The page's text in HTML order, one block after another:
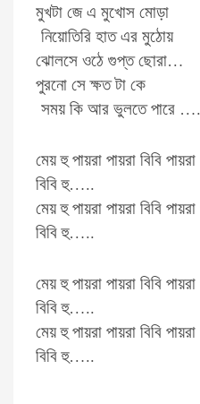
মুখটা জে এ মুখোস মোড়া
নিয়োতিরি হাত এর মুঠোয়
ঝোলসে ওঠে গুপ্ত ছোরা…
পুরনো সে ক্ষত টা কে
সময় কি আর ভুলতে পারে ….
মেয় হু পায়রা পায়রা বিবি পায়রা
বিবি হু…..
মেয় হু পায়রা পায়রা বিবি পায়রা
বিবি হু…..
মেয় হু পায়রা পায়রা বিবি পায়রা
বিবি হু…..
মেয় হু পায়রা পায়রা বিবি পায়রা
বিবি হু…..